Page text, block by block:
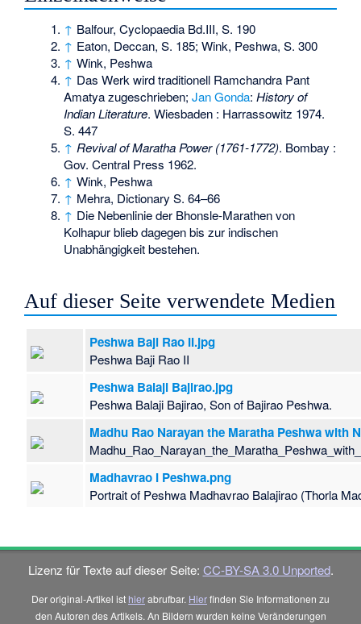
↑ Balfour, Cyclopaedia Bd.III, S. 190
↑ Eaton, Deccan, S. 185; Wink, Peshwa, S. 300
↑ Wink, Peshwa
↑ Das Werk wird traditionell Ramchandra Pant
Amatya zugeschrieben;Jan Gonda:History of
Indian Literature. Wiesbaden : Harrassowitz 1974.
S. 447
↑ Revival of Maratha Power (1761-1772). Bombay :
Gov. Central Press 1962.
↑ Wink, Peshwa
↑ Mehra, Dictionary S. 64–66
↑ Die Nebenlinie der Bhonsle-Marathen von
Kolhapur blieb dagegen bis zur indischen
Unabhängigkeit bestehen.
Auf dieser Seite verwendete Medien
Peshwa Baji Rao II.jpg
Peshwa Baji Rao II
Peshwa Balaji Bajirao.jpg
Peshwa Balaji Bajirao, Son of Bajirao Peshwa.
Madhu Rao Narayan the Maratha Peshwa with
Madhavrao I Peshwa.png
Portrait of Peshwa Madhavrao Balajirao (Thorla
Lizenz für Texte auf dieser Seite: CC-BY-SA 3.0 Unported.
Der original-Artikel ist hierabrufbar. Hierfinden Sie Informationen zu
den Autoren des Artikels. An Bildern wurden keine Veränderungen